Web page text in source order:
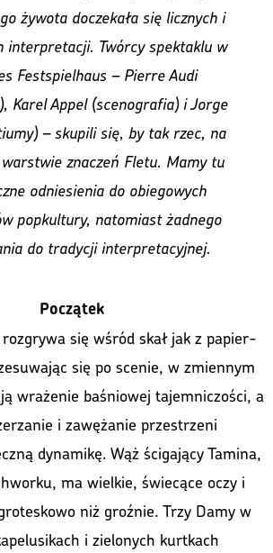
żywota doczekała się licznych i
interpretacji. Twórcy spektaklu w
Festspielhaus – Pierre Audi
Karel Appel (scenografia) i Jorge
– skupili się, by tak rzec, na
znaczeń Fletu. Mamy tu
odniesienia do obiegowych
popkultury, natomiast żadnego
do tradycji interpretacyjnej.
Początek
się wśród skał jak z papier-
się po scenie, w zmiennym
wrażenie baśniowej tajemniczości, a
i zawężanie przestrzeni
dynamikę. Wąż ścigający Tamina,
ma wielkie, świecące oczy i
niż groźnie. Trzy Damy w
i zielonych kurtkach